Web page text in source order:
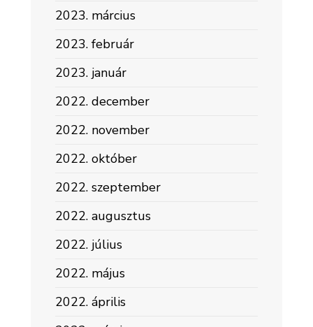
2023. március
2023. február
2023. január
2022. december
2022. november
2022. október
2022. szeptember
2022. augusztus
2022. július
2022. május
2022. április